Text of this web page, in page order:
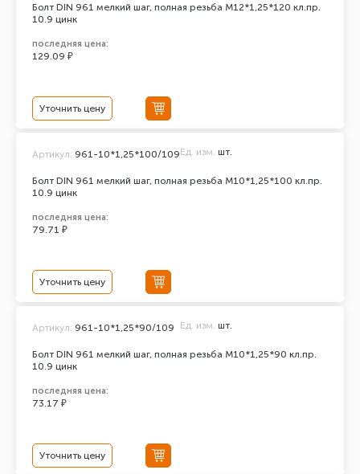
Болт DIN 961 мелкий шаг, полная резьба M12*1,25*120 кл.пр.
10.9 цинк
последняя цена:
129.09 ₽
Уточнить цену
Болт DIN 961 мелкий шаг, полная резьба M10*1,25*100 кл.пр.
10.9 цинк
Артикул: 961-10*1,25*100/109Ед. изм. шт.
последняя цена:
79.71 ₽
Уточнить цену
Болт DIN 961 мелкий шаг, полная резьба M10*1,25*90 кл.пр.
10.9 цинк
Артикул: 961-10*1,25*90/109 Ед. изм. шт.
последняя цена:
73.17 ₽
Уточнить цену